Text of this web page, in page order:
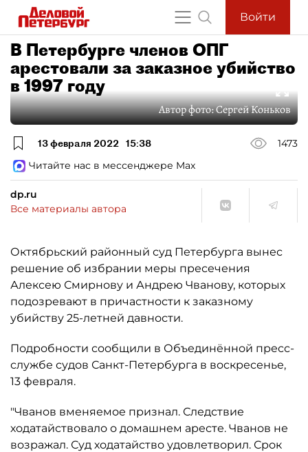
Войти
В Петербурге членов ОПГ
арестовали за заказное убийство
в 1997 году
Автор фото:Сергей Коньков
13 февраля 2022 15:38
1473
Читайте нас в мессенджере Max
dp.ru
Все материалы автора
Октябрьский районный суд Петербурга вынес
решение об избрании меры пресечения
Алексею Смирнову и Андрею Чванову, которых
подозревают в причастности к заказному
убийству 25-летней давности.
Подробности сообщили в Объединённой пресс-
службе судов Санкт-Петербурга в воскресенье,
13 февраля.
"Чванов вменяемое признал. Следствие
ходатайствовало о домашнем аресте. Чванов не
возражал. Суд ходатайство удовлетворил. Срок